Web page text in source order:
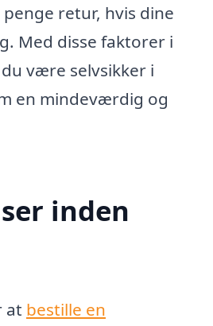
retur, hvis dine
Med disse faktorer i
være selvsikker i
en mindeværdig og
inden
at bestille en